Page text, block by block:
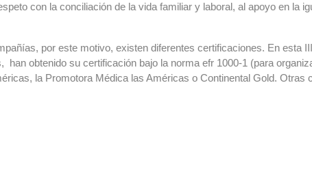
con la conciliación de la vida familiar y laboral, al apoyo en la
por este motivo, existen diferentes certificaciones. En esta
obtenido su certificación bajo la norma efr 1000-1 (para
la Promotora Médica las Américas o Continental Gold.